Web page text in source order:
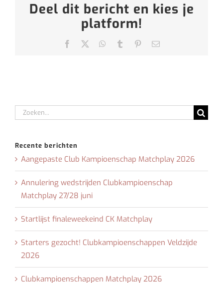
Deel dit bericht en kies je
platform!
Facebook WhatsApp
Tumblr Pinterest
E-
Zoeken
naar:
Recente berichten
Aangepaste Club Kampioenschap Matchplay 2026
Annulering wedstrijden Clubkampioenschap
Matchplay 27/28 juni
Startlijst finaleweekeind CK Matchplay
Starters gezocht! Clubkampioenschappen Veldzijde
2026
Clubkampioenschappen Matchplay 2026